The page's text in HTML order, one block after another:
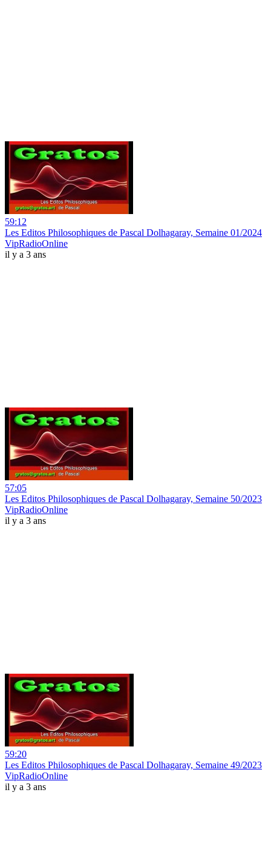
59:12
Les Editos Philosophiques de Pascal Dolhagaray, Semaine 01/2024
VipRadioOnline
il y a 3 ans
57:05
Les Editos Philosophiques de Pascal Dolhagaray, Semaine 50/2023
VipRadioOnline
il y a 3 ans
59:20
Les Editos Philosophiques de Pascal Dolhagaray, Semaine 49/2023
VipRadioOnline
il y a 3 ans